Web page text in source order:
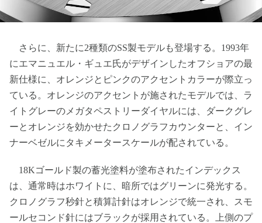
さらに、新たに2種類のSS製モデルも登場する。1993年
にエマニュエル・ギュエ氏がデザインしたオフショアの最
新仕様に、オレンジとピンクのアクセントカラーが際立っ
ている。オレンジのアクセントが施されたモデルでは、ラ
イトグレーのメガタペストリーダイヤルには、ダークグレ
ーとオレンジを効かせたクロノグラフカウンターと、イン
ナーベゼルにタキメータースケールが配されている。
18Kゴールド製の蓄光塗料が塗布されたインデックス
は、通常時はホワイトに、暗所ではグリーンに発光する。
クロノグラフ秒針と積算計針はオレンジで統一され、スモ
ールセコンド針にはブラックが採用されている。上側のプ